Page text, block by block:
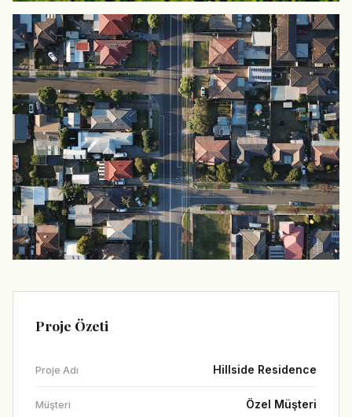
Proje Özeti
Proje Adı Hillside Residence
Müşteri Özel Müşteri